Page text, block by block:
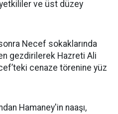
yetkililer ve üst düzey
Necef sokaklarında
gezdirilerek Hazreti Ali
cenaze törenine yüz
Hamaney'in naaşı,